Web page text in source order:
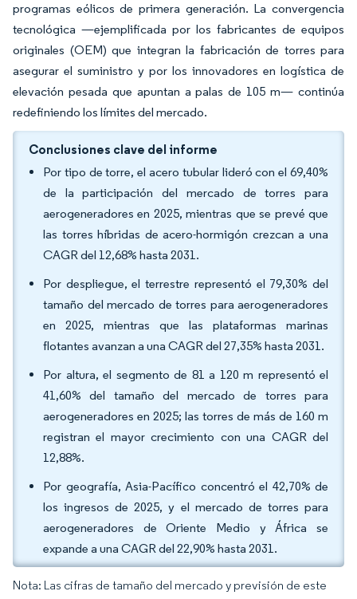
programas eólicos de primera generación. La convergencia
tecnológica —ejemplificada por los fabricantes de equipos
originales (OEM) que integran la fabricación de torres para
asegurar el suministro y por los innovadores en logística de
elevación pesada que apuntan a palas de 105 m— continúa
redefiniendo los límites del mercado.
Conclusiones clave del informe
Por tipo de torre, el acero tubular lideró con el 69,40%
de la participación del mercado de torres para
aerogeneradores en 2025, mientras que se prevé que
las torres híbridas de acero-hormigón crezcan a una
CAGR del 12,68% hasta 2031.
Por despliegue, el terrestre representó el 79,30% del
tamaño del mercado de torres para aerogeneradores
en 2025, mientras que las plataformas marinas
flotantes avanzan a una CAGR del 27,35% hasta 2031.
Por altura, el segmento de 81 a 120 m representó el
41,60% del tamaño del mercado de torres para
aerogeneradores en 2025; las torres de más de 160 m
registran el mayor crecimiento con una CAGR del
12,88%.
Por geografía, Asia-Pacífico concentró el 42,70% de
los ingresos de 2025, y el mercado de torres para
aerogeneradores de Oriente Medio y África se
expande a una CAGR del 22,90% hasta 2031.
Nota: Las cifras de tamaño del mercado y previsión de este